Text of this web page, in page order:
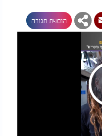
הוספת תגובה